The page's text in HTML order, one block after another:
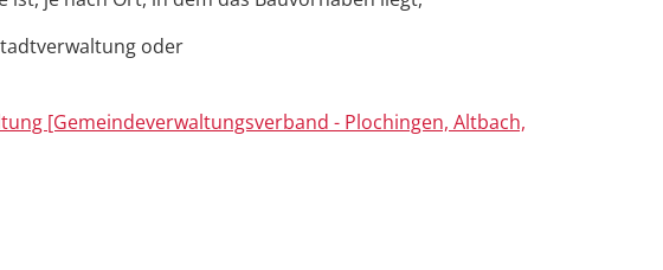
oder
[Gemeindeverwaltungsverband - Plochingen, Altbach,